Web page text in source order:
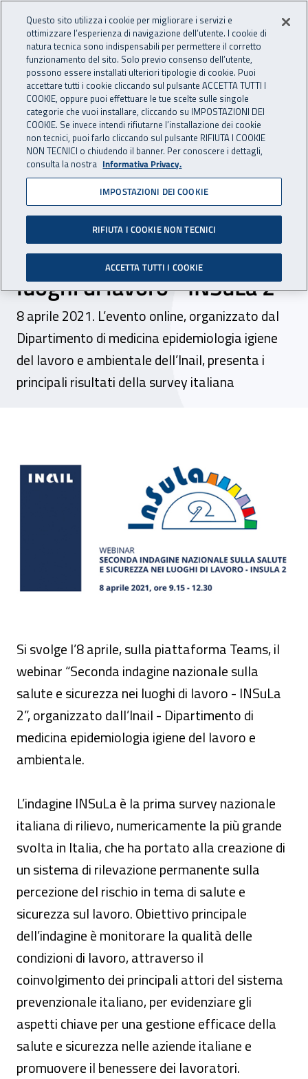
INAIL - Istituto Nazionale
Apri cerca
Navigazione principale
Navigazione - Ti trovi in:
Home Inail comunica Eventi
08 aprile 2021
Webinar – “Seconda
indagine nazionale sulla
salute e sicurezza nei
luoghi di lavoro - INSuLa 2”
8 aprile 2021. L’evento online, organizzato dal
Dipartimento di medicina epidemiologia igiene
del lavoro e ambientale dell’Inail, presenta i
principali risultati della survey italiana
Si svolge l’8 aprile, sulla piattaforma Teams, il
webinar “Seconda indagine nazionale sulla
salute e sicurezza nei luoghi di lavoro - INSuLa
2”, organizzato dall’Inail - Dipartimento di
medicina epidemiologia igiene del lavoro e
ambientale.
L’indagine INSuLa è la prima survey nazionale
italiana di rilievo, numericamente la più grande
svolta in Italia, che ha portato alla creazione di
un sistema di rilevazione permanente sulla
percezione del rischio in tema di salute e
sicurezza sul lavoro. Obiettivo principale
dell’indagine è monitorare la qualità delle
condizioni di lavoro, attraverso il
coinvolgimento dei principali attori del sistema
prevenzionale italiano, per evidenziare gli
aspetti chiave per una gestione efficace della
salute e sicurezza nelle aziende italiane e
promuovere il benessere dei lavoratori.
Questo sito utilizza i cookie per migliorare i servizi e
ottimizzare l’esperienza di navigazione dell’utente. I cookie di
natura tecnica sono indispensabili per permettere il corretto
funzionamento del sito. Solo previo consenso dell’utente,
possono essere installati ulteriori tipologie di cookie. Puoi
accettare tutti i cookie cliccando sul pulsante ACCETTA TUTTI I
COOKIE, oppure puoi effettuare le tue scelte sulle singole
categorie che vuoi installare, cliccando su IMPOSTAZIONI DEI
COOKIE. Se invece intendi rifiutarne l’installazione dei cookie
non tecnici, puoi farlo cliccando sul pulsante RIFIUTA I COOKIE
NON TECNICI o chiudendo il banner. Per conoscere i dettagli,
consulta la nostra Informativa Privacy.
IMPOSTAZIONI DEI COOKIE
RIFIUTA I COOKIE NON TECNICI
ACCETTA TUTTI I COOKIE